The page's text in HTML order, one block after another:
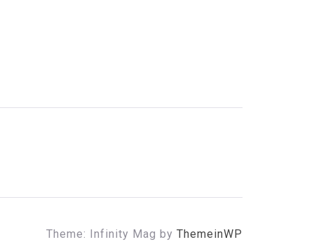
Theme: Infinity Mag by ThemeinWP